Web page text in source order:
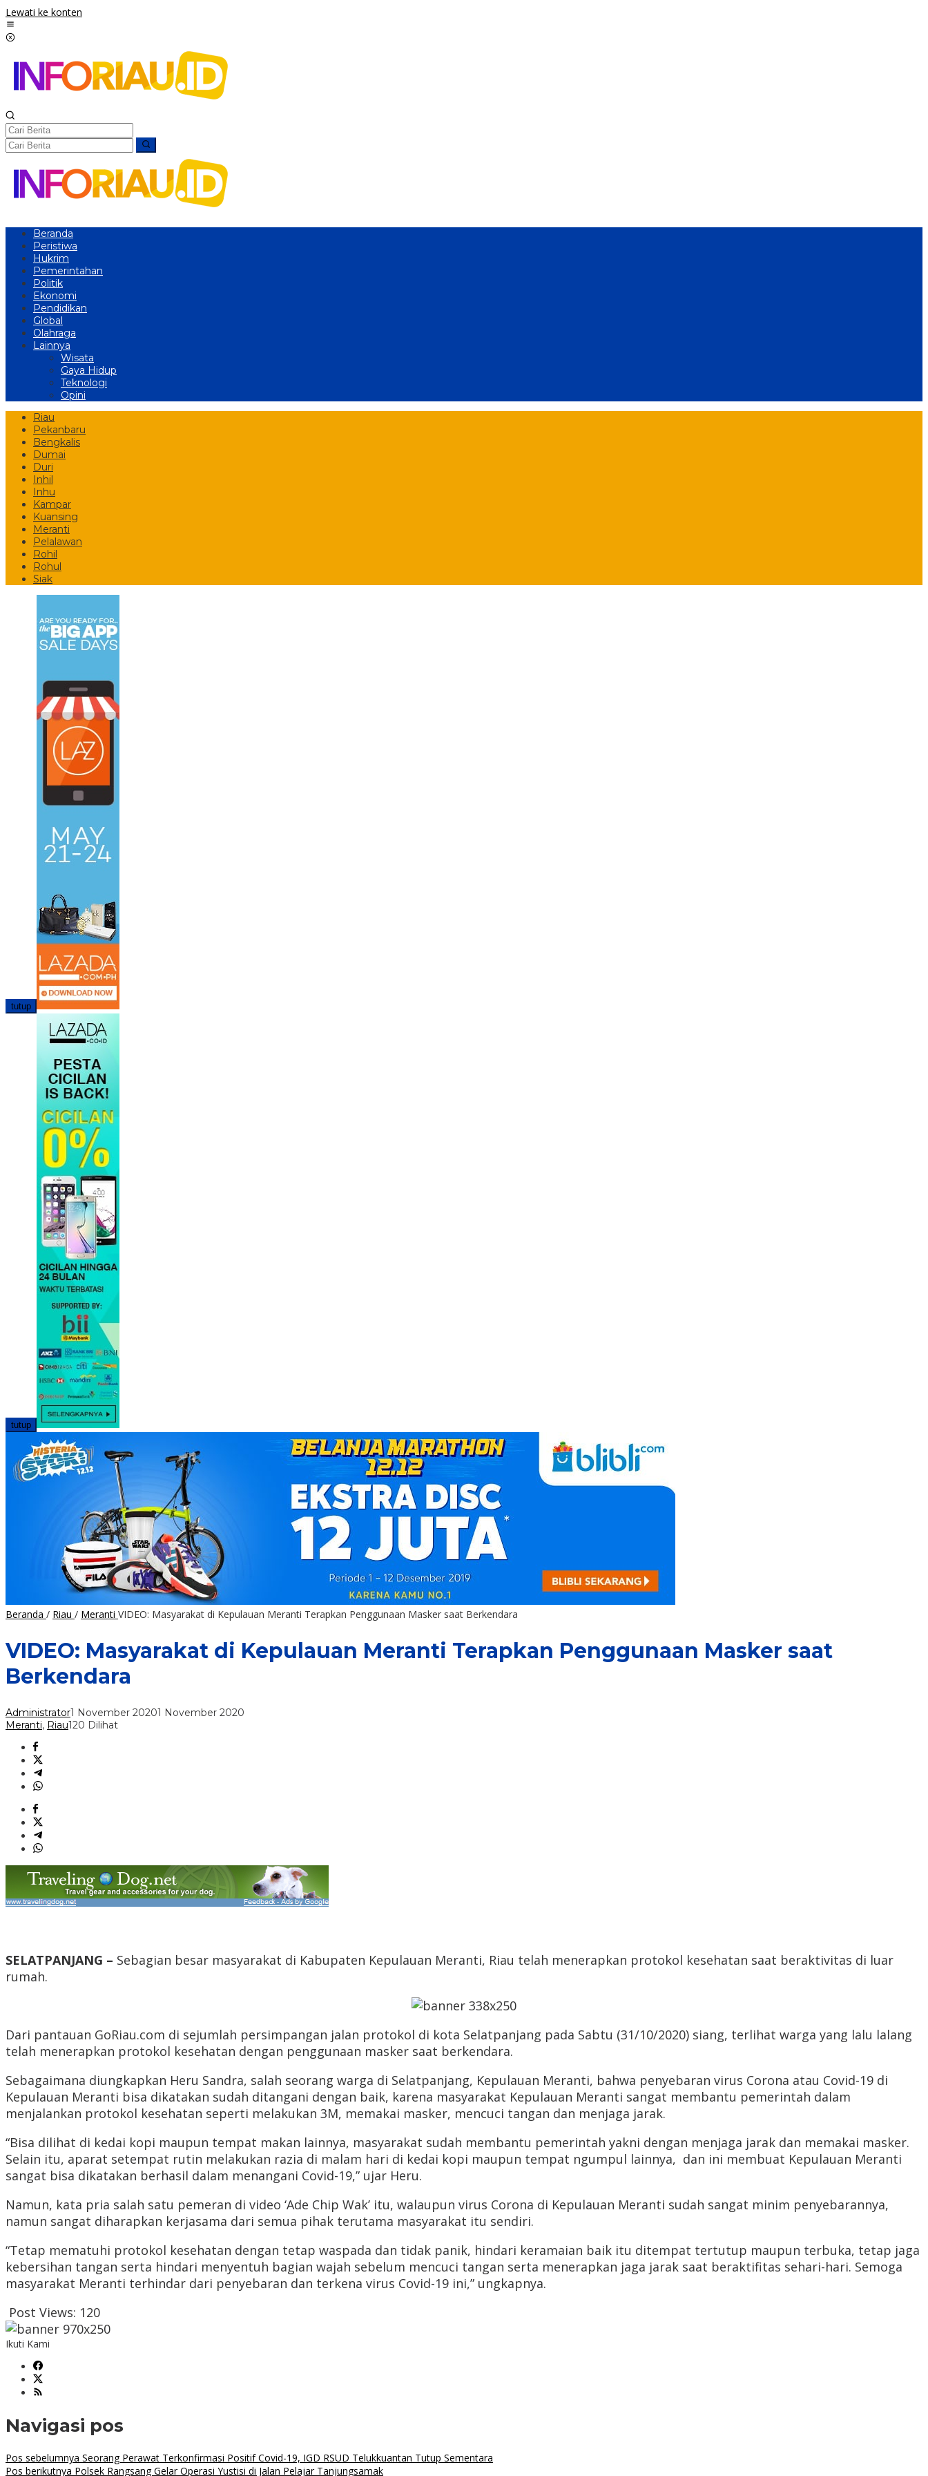
Lewati ke konten
Beranda
Peristiwa
Hukrim
Pemerintahan
Politik
Ekonomi
Pendidikan
Global
Olahraga
Lainnya
Wisata
Gaya Hidup
Teknologi
Opini
Riau
Pekanbaru
Bengkalis
Dumai
Duri
Inhil
Inhu
Kampar
Kuansing
Meranti
Pelalawan
Rohil
Rohul
Siak
tutup
tutup
Beranda / Riau / Meranti VIDEO: Masyarakat di Kepulauan Meranti Terapkan Penggunaan Masker saat Berkendara
VIDEO: Masyarakat di Kepulauan Meranti Terapkan Penggunaan Masker saat
Berkendara
Administrator1 November 20201 November 2020
Meranti, Riau120 Dilihat
SELATPANJANG – Sebagian besar masyarakat di Kabupaten Kepulauan Meranti, Riau telah menerapkan protokol kesehatan saat beraktivitas di luar
rumah.
Dari pantauan GoRiau.com di sejumlah persimpangan jalan protokol di kota Selatpanjang pada Sabtu (31/10/2020) siang, terlihat warga yang lalu lalang
telah menerapkan protokol kesehatan dengan penggunaan masker saat berkendara.
Sebagaimana diungkapkan Heru Sandra, salah seorang warga di Selatpanjang, Kepulauan Meranti, bahwa penyebaran virus Corona atau Covid-19 di
Kepulauan Meranti bisa dikatakan sudah ditangani dengan baik, karena masyarakat Kepulauan Meranti sangat membantu pemerintah dalam
menjalankan protokol kesehatan seperti melakukan 3M, memakai masker, mencuci tangan dan menjaga jarak.
“Bisa dilihat di kedai kopi maupun tempat makan lainnya, masyarakat sudah membantu pemerintah yakni dengan menjaga jarak dan memakai masker.
Selain itu, aparat setempat rutin melakukan razia di malam hari di kedai kopi maupun tempat ngumpul lainnya, dan ini membuat Kepulauan Meranti
sangat bisa dikatakan berhasil dalam menangani Covid-19,” ujar Heru.
Namun, kata pria salah satu pemeran di video ‘Ade Chip Wak’ itu, walaupun virus Corona di Kepulauan Meranti sudah sangat minim penyebarannya,
namun sangat diharapkan kerjasama dari semua pihak terutama masyarakat itu sendiri.
“Tetap mematuhi protokol kesehatan dengan tetap waspada dan tidak panik, hindari keramaian baik itu ditempat tertutup maupun terbuka, tetap jaga
kebersihan tangan serta hindari menyentuh bagian wajah sebelum mencuci tangan serta menerapkan jaga jarak saat beraktifitas sehari-hari. Semoga
masyarakat Meranti terhindar dari penyebaran dan terkena virus Covid-19 ini,” ungkapnya.
Post Views: 120
Ikuti Kami
Navigasi pos
Pos sebelumnya Seorang Perawat Terkonfirmasi Positif Covid-19, IGD RSUD Telukkuantan Tutup Sementara
Pos berikutnya Polsek Rangsang Gelar Operasi Yustisi di Jalan Pelajar Tanjungsamak